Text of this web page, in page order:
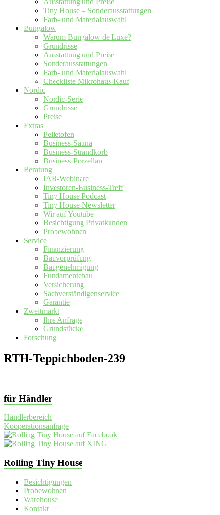
Ausstattung und Preise
Tiny House – Sonderausstattungen
Farb- und Materialauswahl
Bungalow
Warum Bungalow de Luxe?
Grundrisse
Ausstattung und Preise
Sonderausstattungen
Farb- und Materialauswahl
Checkliste Mikrohaus-Kauf
Nordic
Nordic-Serie
Grundrisse
Preise
Extras
Pelletofen
Business-Sauna
Business-Strandkorb
Business-Porzellan
Beratung
IAB-Webinare
Investoren-Business-Treff
Tiny House Podcast
Tiny House-Newsletter
Wir auf Youtube
Besichtigung Privatkunden
Probewohnen
Service
Finanzierung
Bauvorprüfung
Baugenehmigung
Fundamentebau
Versicherung
Sachverständigenservice
Garantie
Zweitmarkt
Ihre Anfrage
Grundstücke
Forschung
RTH-Teppichboden-239
für Händler
Händlerbereich
Kooperationsanfrage
Rolling Tiny House
Besichtigungen
Probewohnen
Warehouse
Kontakt